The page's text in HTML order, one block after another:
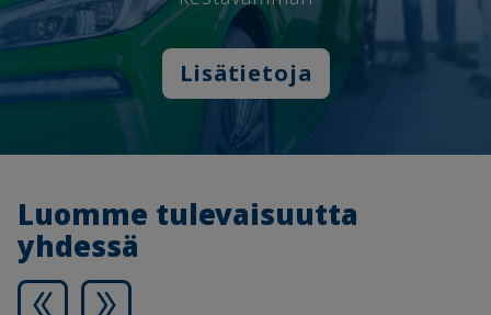
Lisätietoja
Luomme tulevaisuutta
yhdessä